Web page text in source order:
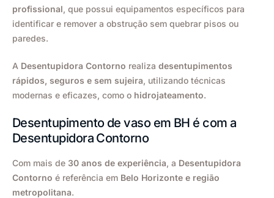
profissional, que possui equipamentos específicos para
identificar e remover a obstrução sem quebrar pisos ou
paredes.
A Desentupidora Contorno realiza desentupimentos
rápidos, seguros e sem sujeira, utilizando técnicas
modernas e eficazes, como o hidrojateamento.
Desentupimento de vaso em BH é com a
Desentupidora Contorno
Com mais de 30 anos de experiência, a Desentupidora
Contorno é referência em Belo Horizonte e região
metropolitana.